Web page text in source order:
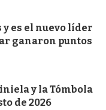
es el nuevo líder
ganaron puntos
y la Tómbola
de 2026